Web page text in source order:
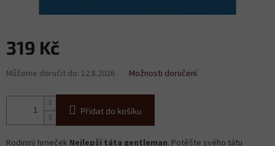
319 Kč
Měrná
cena:
Můžeme doručit do: 12.8.2026 Možnosti doručení
Přidat do košíku
Rodinný hrneček Nejlepší táta gentleman. Potěšte svého tátu